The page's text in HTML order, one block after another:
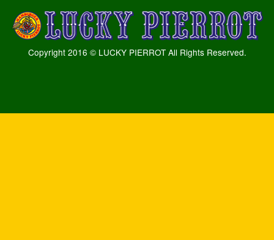
Copyright 2016 © LUCKY PIERROT All Rights Reserved.